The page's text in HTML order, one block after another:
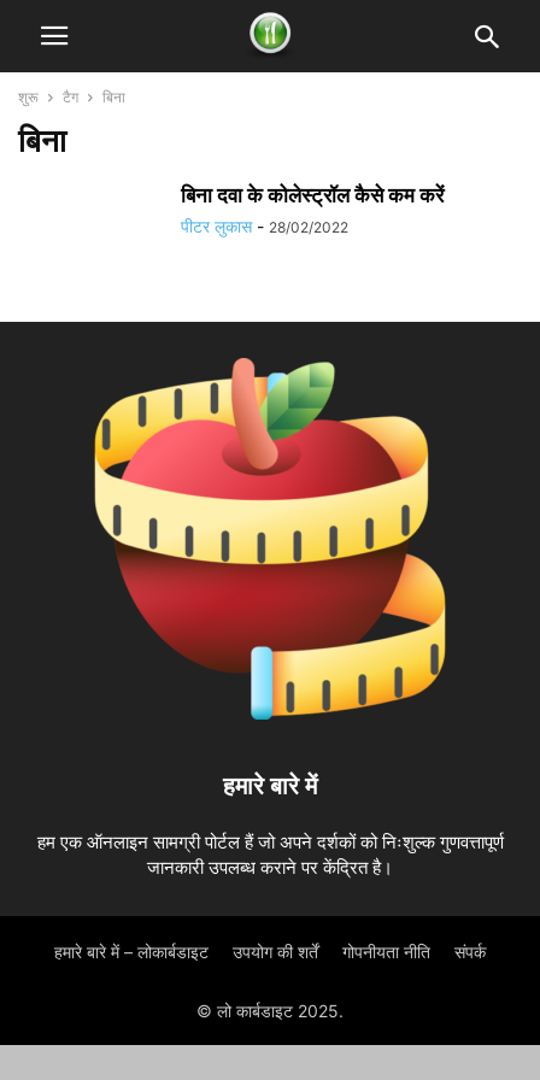
शुरू टैग बिना
बिना
बिना दवा के कोलेस्ट्रॉल कैसे कम करें
पीटर लुकास - 28/02/2022
हमारे बारे में
हम एक ऑनलाइन सामग्री पोर्टल हैं जो अपने दर्शकों को निःशुल्क गुणवत्तापूर्ण
जानकारी उपलब्ध कराने पर केंद्रित है।
हमारे बारे में – लोकार्बडाइट उपयोग की शर्तें गोपनीयता नीति संपर्क
© लो कार्बडाइट 2025.